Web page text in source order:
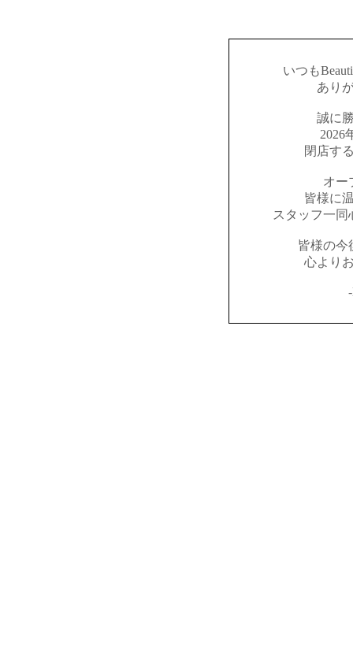
いつも
あり
誠に
2026
閉店す
オー
皆様に
スタッフ一
皆様の今
心より